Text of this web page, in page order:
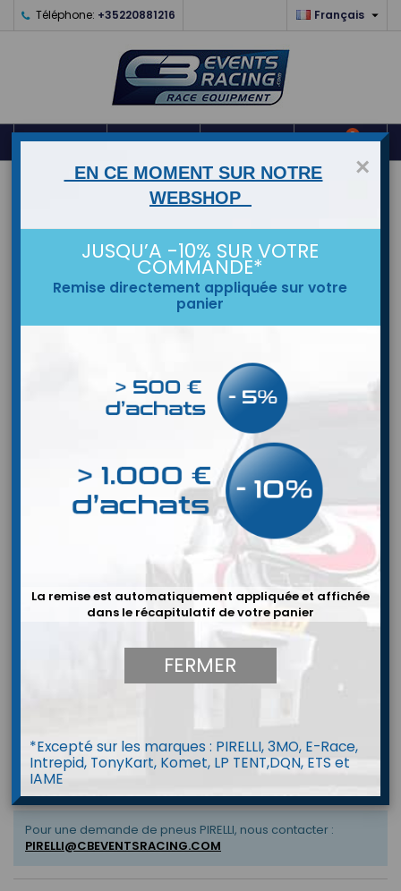
Téléphone: +35220881216 Français 
   shopping_cart0
ACCUEIL
MARQUES
Pneus Monoplace
Pour une demande de pneus PIRELLI, nous contacter :
PIRELLI@CBEVENTSRACING.COM
×
EN CE MOMENT SUR NOTRE
WEBSHOP
JUSQU’A -10% SUR VOTRE
COMMANDE*
Remise directement appliquée sur votre
panier
La remise est automatiquement appliquée et affichée
dans le récapitulatif de votre panier
FERMER
*Excepté sur les marques : PIRELLI, 3MO, E-Race,
Intrepid, TonyKart, Komet, LP TENT,DQN, ETS et
IAME